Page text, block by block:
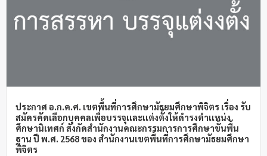
ประกาศ อ.ก.ค.ศ. เขตพื้นที่การศึกษามัธยมศึกษาพิจิตร เรื่อง รับ
สมัครคัดเลือกบุคคลเพื่อบรรจุเเละเเต่งตั้งให้ดำรงตำเเหน่ง
ศึกษานิเทศก์ สังกัดสำนักงานคณะกรรมการการศึกษาขั้นพื้น
ฐาน ปี พ.ศ. 2568 ของ สำนักงานเขตพื้นที่การศึกษามัธยมศึกษา
พิจิตร